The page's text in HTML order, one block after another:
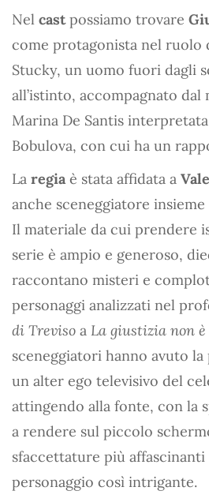
Nel castpossiamo trovare
come protagonista nel ruolo
Stucky, un uomo fuori dagli
all’istinto, accompagnato dal
Marina De Santis
Bobulova, con cui ha un
La regia è stata affidata a
anche sceneggiatore insieme
Il materiale da cui prendere
serie è ampio e generoso,
raccontano misteri e
personaggi analizzati nel
di Treviso a La giustizia non
sceneggiatori hanno avuto
un alter ego televisivo del
attingendo alla fonte, con la
a rendere sul piccolo
sfaccettature più
personaggio così intrigante.